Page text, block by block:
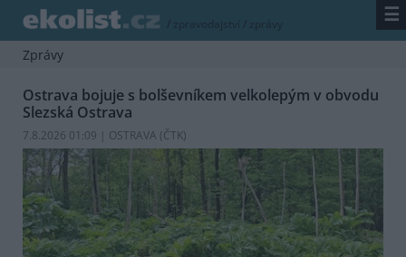
/ zpravodajství / zprávy ☰
Zprávy
Ostrava bojuje s bolševníkem velkolepým v obvodu
Slezská Ostrava
7.8.2026 01:09 | OSTRAVA (ČTK)